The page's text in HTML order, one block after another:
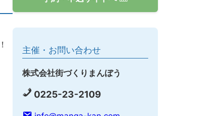
主催・お問い合わせ
株式会社街づくりまんぼう
0225-23-2109